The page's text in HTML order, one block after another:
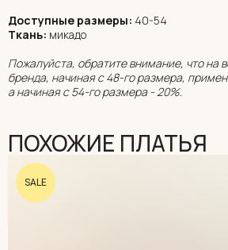
Доступные размеры: 40-54
Ткань: микадо
Пожалуйста, обратите внимание, что на
бренда, начиная с 48-го размера,
а начиная с 54-го размера - 20%.
ПОХОЖИЕ ПЛАТЬЯ
SALE